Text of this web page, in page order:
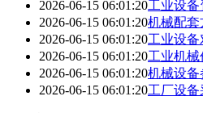
2026-06-15 06:01:20工业设
2026-06-15 06:01:20机械配套
2026-06-15 06:01:20工业设
2026-06-15 06:01:20工业机
2026-06-15 06:01:20机械设备
2026-06-15 06:01:20工厂设